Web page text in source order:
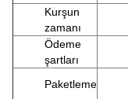
Kurşun
zamanı
Ödeme
şartları
Paketleme